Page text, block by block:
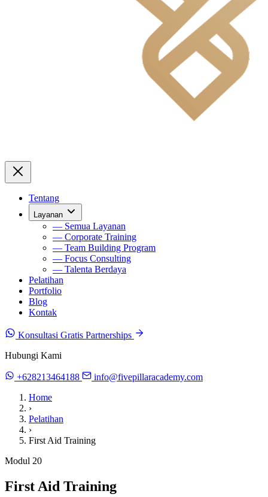
Tentang
Layanan
— Semua Layanan
— Corporate Training
— Team Building Program
— Focus Consulting
— Talenta Berdaya
Pelatihan
Portfolio
Blog
Kontak
Konsultasi Gratis Partnerships
Hubungi Kami
+628213464188
info@fivepillaracademy.com
Home
›
Pelatihan
›
First Aid Training
Modul 20
First Aid Training